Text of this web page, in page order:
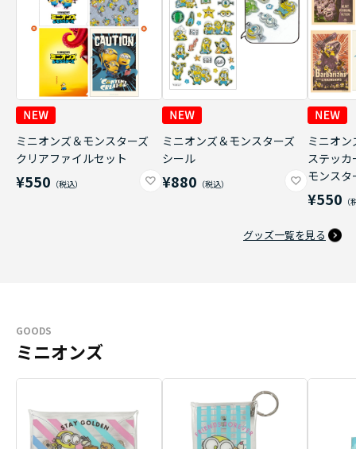
ミニオンズ＆モンスターズ
クリアファイルセット
¥550
ミニオンズ＆モンスターズ
シール
¥880
ミニオ
ステッ
モンスタ
¥550
グッズ一覧を見る
GOODS
ミニオンズ